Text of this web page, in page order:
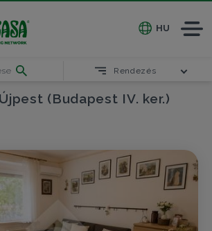
HU
(Budapest IV. ker.)
Rendezés